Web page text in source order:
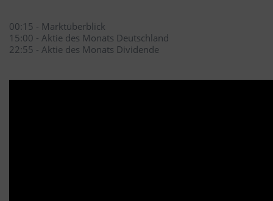
00:15 - Marktüberblick
15:00 - Aktie des Monats Deutschland
22:55 - Aktie des Monats Dividende